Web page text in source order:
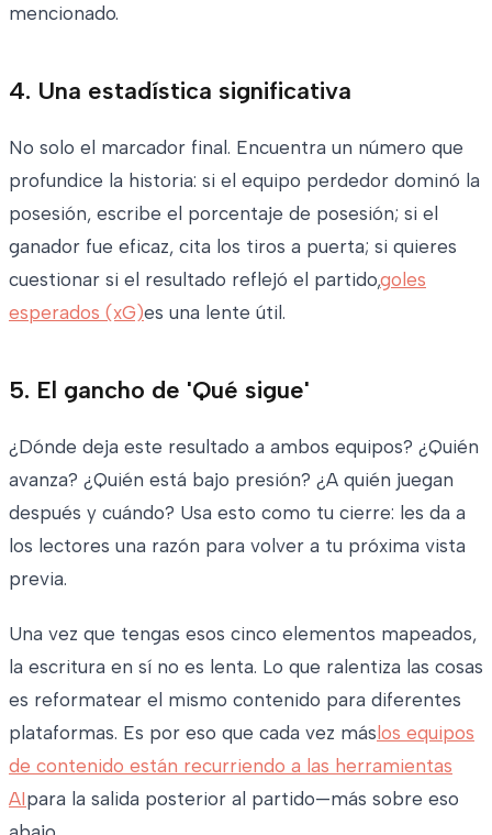
mencionado.
4. Una estadística significativa
No solo el marcador final. Encuentra un número que
profundice la historia: si el equipo perdedor dominó la
posesión, escribe el porcentaje de posesión; si el
ganador fue eficaz, cita los tiros a puerta; si quieres
cuestionar si el resultado reflejó el partido,goles
esperados (xG)es una lente útil.
5. El gancho de 'Qué sigue'
¿Dónde deja este resultado a ambos equipos? ¿Quién
avanza? ¿Quién está bajo presión? ¿A quién juegan
después y cuándo? Usa esto como tu cierre: les da a
los lectores una razón para volver a tu próxima vista
previa.
Una vez que tengas esos cinco elementos mapeados,
la escritura en sí no es lenta. Lo que ralentiza las cosas
es reformatear el mismo contenido para diferentes
plataformas. Es por eso que cada vez máslos equipos
de contenido están recurriendo a las herramientas
AIpara la salida posterior al partido—más sobre eso